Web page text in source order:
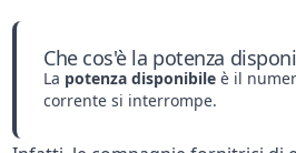
Che cos'è la potenza
La potenza disponibile è il
corrente si interrompe.